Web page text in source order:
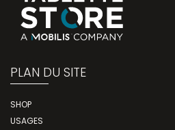
PLAN DU SITE
SHOP
USAGES